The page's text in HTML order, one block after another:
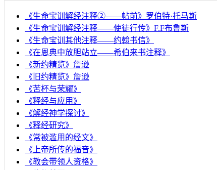
《生命宝训解经注释②——帖前》罗伯特·托马斯
《生命宝训解经注释——使徒行传》F.F布鲁斯
《生命宝训其他注释——约翰书信》
《在恩典中放胆站立——希伯来书注释》
《新约精览》詹逊
《旧约精览》詹逊
《苦杯与荣耀》
《释经与应用》
《解经神学探讨》
《释经研究》
《常被滥用的经文》
《上帝所传的福音》
《教会带领人资格》